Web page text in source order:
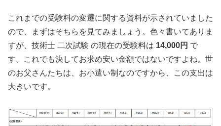
これまでの受験料の変遷に関する資料が示されていました
ので、まずはそちらを見てみましょう。色々書いてありま
すが、技術士 二次試験 の現在の受験料は 14,000円 で
す。これでも決してお求め安い金額ではないですよね。世
のお父さんたちは、お小遣い制なのですから、この支出は
大きいです。